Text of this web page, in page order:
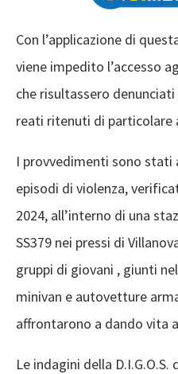
Con l’applicazione di
viene impedito l’accesso
che risultassero
reati ritenuti di particolare
I provvedimenti sono
episodi di violenza,
2024, all’interno di una
SS379 nei pressi di
gruppi di giovani , giunti
minivan e autovetture
affrontarono a dando vita
Le indagini della